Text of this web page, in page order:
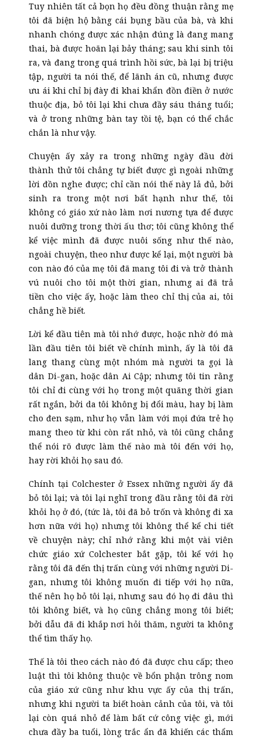
Tuy nhiên tất cả bọn họ đều đồng thuận rằng mẹ
tôi đã biện hộ bằng cái bụng bầu của bà, và khi
nhanh chóng được xác nhận đúng là đang mang
thai, bà được hoãn lại bảy tháng; sau khi sinh tôi
ra, và đang trong quá trình hồi sức, bà lại bị triệu
tập, người ta nói thế, để lãnh án cũ, nhưng được
ưu ái khi chỉ bị đày đi khai khẩn đồn điền ở nước
thuộc địa, bỏ tôi lại khi chưa đầy sáu tháng tuổi;
và ở trong những bàn tay tồi tệ, bạn có thể chắc
chắn là như vậy.
Chuyện ấy xảy ra trong những ngày đầu đời
thành thử tôi chẳng tự biết được gì ngoài những
lời đồn nghe được; chỉ cần nói thế này lả đủ, bởi
sinh ra trong một nơi bất hạnh như thế, tôi
không có giáo xứ nào làm nơi nương tựa để được
nuôi dưỡng trong thời ấu thơ; tôi cũng không thể
kể việc mình đã được nuôi sống như thế nào,
ngoài chuyện, theo như được kể lại, một người bà
con nào đó của mẹ tôi đã mang tôi đi và trở thành
vú nuôi cho tôi một thời gian, nhưng ai đã trả
tiền cho việc ấy, hoặc làm theo chỉ thị của ai, tôi
chẳng hề biết.
Lời kể đầu tiên mà tôi nhớ được, hoặc nhờ đó mà
lần đầu tiên tôi biết về chính mình, ấy là tôi đã
lang thang cùng một nhóm mà người ta gọi là
dân Di-gan, hoặc dân Ai Cập; nhưng tôi tin rằng
tôi chỉ đi cùng với họ trong một quãng thời gian
rất ngắn, bởi da tôi không bị đổi màu, hay bị làm
cho đen sạm, như họ vẫn làm với mọi đứa trẻ họ
mang theo từ khi còn rất nhỏ, và tôi cũng chẳng
thể nói rõ được làm thế nào mà tôi đến với họ,
hay rời khỏi họ sau đó.
Chính tại Colchester ở Essex những người ấy đã
bỏ tôi lại; và tôi lại nghĩ trong đầu rằng tôi đã rời
khỏi họ ở đó, (tức là, tôi đã bỏ trốn và không đi xa
hơn nữa với họ) nhưng tôi không thể kể chi tiết
về chuyện này; chỉ nhớ rằng khi một vài viên
chức giáo xứ Colchester bắt gặp, tôi kể với họ
rằng tôi đã đến thị trấn cùng với những người Di-
gan, nhưng tôi không muốn đi tiếp với họ nữa,
thế nên họ bỏ tôi lại, nhưng sau đó họ đi đâu thì
tôi không biết, và họ cũng chẳng mong tôi biết;
bởi dẫu đã đi khắp nơi hỏi thăm, người ta không
thể tìm thấy họ.
Thế là tôi theo cách nào đó đã được chu cấp; theo
luật thì tôi không thuộc về bổn phận trông nom
của giáo xứ cũng như khu vực ấy của thị trấn,
nhưng khi người ta biết hoàn cảnh của tôi, và tôi
lại còn quá nhỏ để làm bất cứ công việc gì, mới
chưa đầy ba tuổi, lòng trắc ẩn đã khiến các thẩm